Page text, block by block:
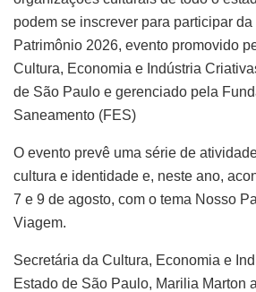
podem se inscrever para participar
Patrimônio 2026, evento promovido
Cultura, Economia e Indústria
de São Paulo e gerenciado pela
Saneamento (FES)
O evento prevê uma série de
cultura e identidade e, neste ano,
7 e 9 de agosto, com o tema Nosso
Viagem.
Secretária da Cultura, Economia e
Estado de São Paulo, Marilia Marton